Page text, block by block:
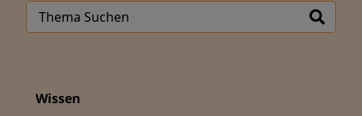
Wissen